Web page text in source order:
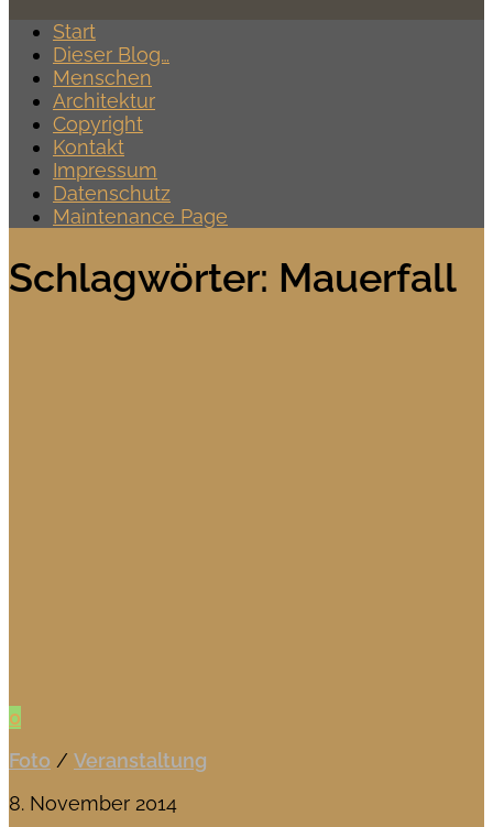
Start
Dieser Blog…
Menschen
Architektur
Copyright
Kontakt
Impressum
Datenschutz
Maintenance Page
Schlagwörter: Mauerfall
0
Foto / Veranstaltung
8. November 2014